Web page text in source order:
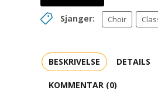
Sjanger: Choir
BESKRIVELSE DETAILS
KOMMENTAR (0)